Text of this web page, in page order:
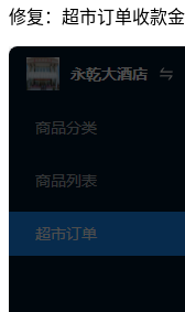
修复：超市订单收款